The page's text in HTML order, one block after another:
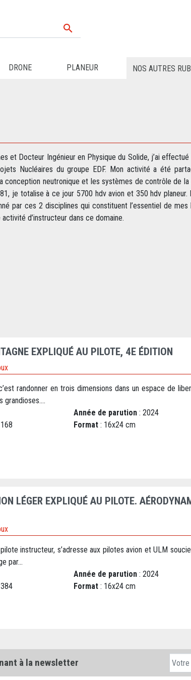

DRONE PLANEUR NOS AUTRES
et Docteur Ingénieur en Physique du Solide, j’ai
Nucléaires du groupe EDF. Mon activité a été
conception neutronique et les systèmes de contrôle de
je totalise à ce jour 5700 hdv avion et 350 hdv
par ces 2 disciplines qui constituent l’essentiel de mes
d’instructeur dans ce domaine.
EXPLIQUÉ AU PILOTE, 4E ÉDITION
randonner en trois dimensions dans un espace de
grandioses....
Année de parution : 2024
Format : 16x24 cm
LÉGER EXPLIQUÉ AU PILOTE.
instructeur, s’adresse aux pilotes avion et ULM
par...
Année de parution : 2024
Format : 16x24 cm
à la newsletter